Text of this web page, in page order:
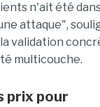
n'ait été
attaque",
validation
multicouche.
prix pour